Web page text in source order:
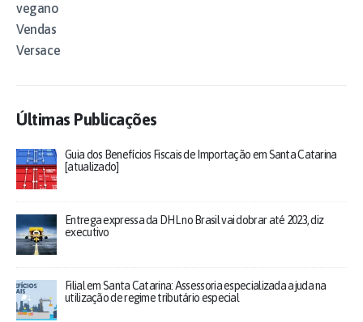
vegano
Vendas
Versace
Últimas Publicações
Guia dos Benefícios Fiscais de Importação em Santa Catarina
[atualizado]
Entrega expressa da DHL no Brasil vai dobrar até 2023, diz
executivo
Filial em Santa Catarina: Assessoria especializada ajuda na
utilização de regime tributário especial